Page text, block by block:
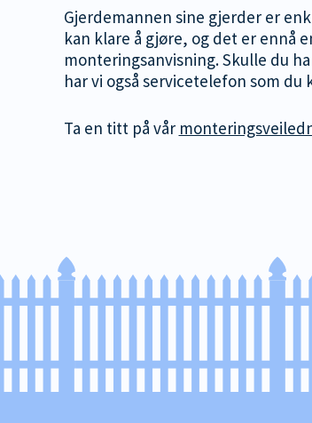
Gjerdemannen sine gjerder er
kan klare å gjøre, og det er ennå
monteringsanvisning. Skulle du
har vi også servicetelefon som du
Ta en titt på vår